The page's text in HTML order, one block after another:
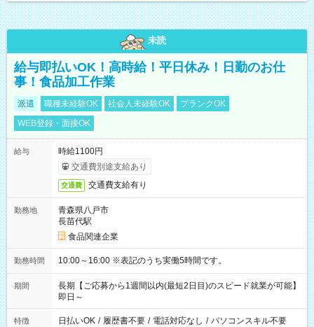
未読
給与即払いOK！高時給！平日休み！日勤のお仕
事！食品加工作業
派遣 職種未経験OK 社会人未経験OK
ブランクOK
WEB登録・面接OK
給与
時給1100円
交通費別途支給あり
交通費 交通費支給有り
勤務地
青森県八戸市
長苗代駅
食品関連企業
勤務時間 10:00～16:00 ※表記のうち実働5時間です。
期間
長期【ご応募から1週間以内(最短2日目)のスピード就業が可能】
即日～
特徴 日払いOK / 履歴書不要 / 電話対応なし / パソコンスキル不要